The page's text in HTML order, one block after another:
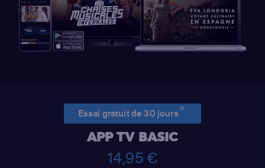
Essai gratuit de 30 jours(1)
APP TV BASIC
14,95 €